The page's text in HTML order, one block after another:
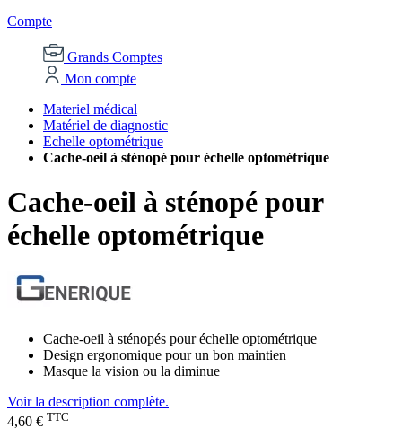
Compte
Grands Comptes
Mon compte
Materiel médical
Matériel de diagnostic
Echelle optométrique
Cache-oeil à sténopé pour échelle optométrique
Cache-oeil à sténopé pour
échelle optométrique
Cache-oeil à sténopés pour échelle optométrique
Design ergonomique pour un bon maintien
Masque la vision ou la diminue
Voir la description complète.
4,60 € TTC